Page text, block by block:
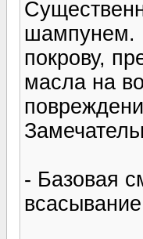
шампунем.
покрову,
масла на
- Базовая